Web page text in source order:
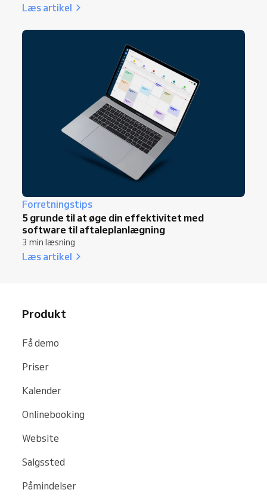
Læs artikel
Forretningstips
5 grunde til at øge din effektivitet med
software til aftaleplanlægning
3 min læsning
Læs artikel
Produkt
Få demo
Priser
Kalender
Onlinebooking
Website
Salgssted
Påmindelser